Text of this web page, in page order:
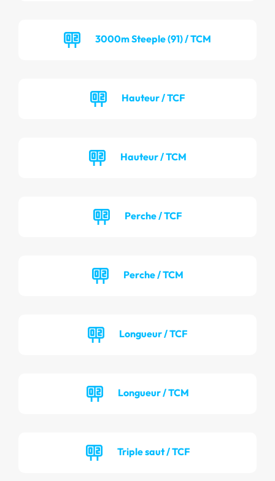
3000m Steeple (91) / TCM
Hauteur / TCF
Hauteur / TCM
Perche / TCF
Perche / TCM
Longueur / TCF
Longueur / TCM
Triple saut / TCF